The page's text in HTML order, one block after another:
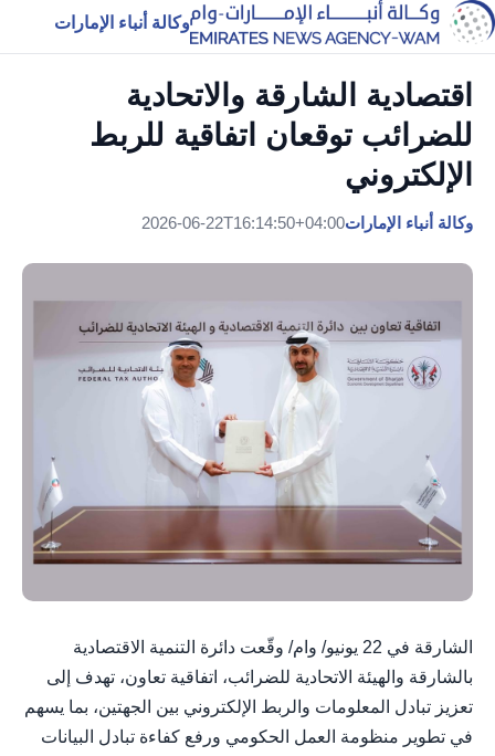
وكالة أنباء الإمارات
اقتصادية الشارقة والاتحادية
للضرائب توقعان اتفاقية للربط
الإلكتروني
وكالة أنباء الإمارات2026-06-22T16:14:50+04:00
الشارقة في 22 يونيو/ وام/ وقّعت دائرة التنمية الاقتصادية
بالشارقة والهيئة الاتحادية للضرائب، اتفاقية تعاون، تهدف إلى
تعزيز تبادل المعلومات والربط الإلكتروني بين الجهتين، بما يسهم
في تطوير منظومة العمل الحكومي ورفع كفاءة تبادل البيانات